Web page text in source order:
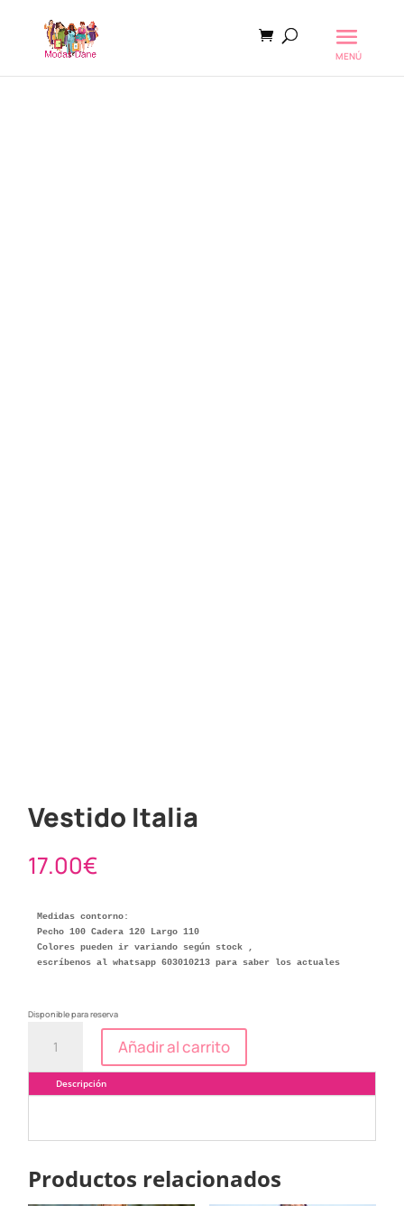
Vestido Italia
17.00€
Medidas contorno:
Pecho 100 Cadera 120 Largo 110
Colores pueden ir variando según stock ,
escríbenos al whatsapp 603010213 para saber los actuales
Disponible para reserva
Añadir al carrito
Descripción
Productos relacionados